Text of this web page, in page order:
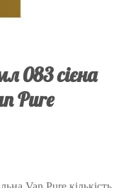
083 сієна
Pure